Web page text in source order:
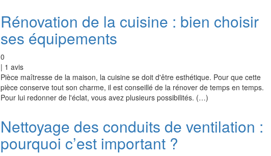
Rénovation de la cuisine : bien choisir
ses équipements
0
| 1 avis
Pièce maîtresse de la maison, la cuisine se doit d'être esthétique. Pour que cette
pièce conserve tout son charme, il est conseillé de la rénover de temps en temps.
Pour lui redonner de l'éclat, vous avez plusieurs possibilités. (…)
Nettoyage des conduits de ventilation :
pourquoi c’est important ?